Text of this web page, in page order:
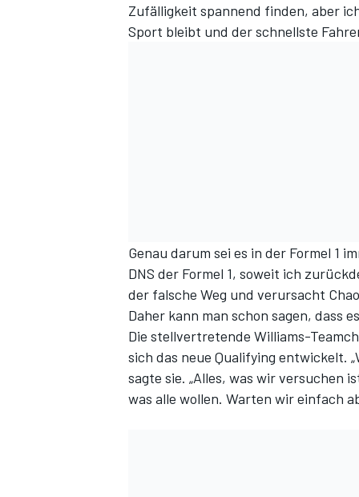
Zufälligkeit spannend finden, aber
Sport bleibt und der schnellste
Genau darum sei es in der Formel 1
DNS der Formel 1, soweit ich
der falsche Weg und verursacht
Daher kann man schon sagen, dass
Die stellvertretende Williams-
sich das neue Qualifying entwickelt.
sagte sie. „Alles, was wir versuchen
was alle wollen. Warten wir einfach